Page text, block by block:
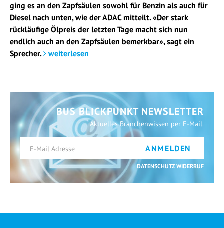
ging es an den Zapfsäulen sowohl für Benzin als auch für
Diesel nach unten, wie der ADAC mitteilt. «Der stark
rückläufige Ölpreis der letzten Tage macht sich nun
endlich auch an den Zapfsäulen bemerkbar», sagt ein
Sprecher.
weiterlesen
BUS BLICKPUNKT NEWSLETTER
Aktuelles Branchenwissen per E-Mail.
ANMELDEN
DATENSCHUTZ WIDERRUF